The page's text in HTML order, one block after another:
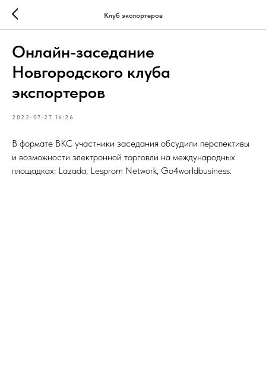
Клуб экспортеров
Онлайн-заседание
Новгородского клуба
экспортеров
2022-07-27 16:26
В формате ВКС участники заседания обсудили перспективы
и возможности электронной торговли на международных
площадках: Lazada, Lesprom Network, Go4worldbusiness.